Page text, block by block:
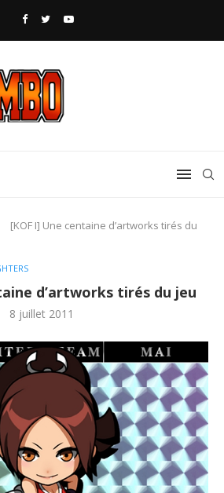
[KOF I] Une centaine d’artworks tirés du
d’artworks tirés du jeu
8 juillet 2011